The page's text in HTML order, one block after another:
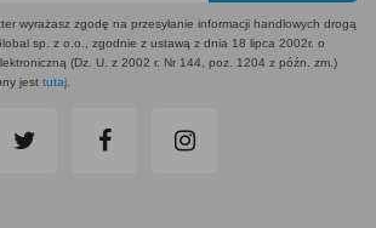
wyrażasz zgodę na przesyłanie informacji handlowych drogą
sp. z o.o., zgodnie z ustawą z dnia 18 lipca 2002r. o
(Dz. U. z 2002 r. Nr 144, poz. 1204 z późn. zm.)
jest tutaj.